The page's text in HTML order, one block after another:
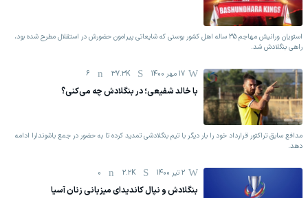
استویان ورانیش مهاجم 35 ساله اهل کشور بوسنی که شایعاتی پیرامون حضورش در استقلال مطرح شده بود،
راهی بنگلادش شد.
17 مهر 1400 37.3K
6
با خالد شفیعی؛ در بنگلادش چه می‌کنی؟
مدافع سابق تراکتور قرارداد خود را بار دیگر با تیم بنگلادشی تمدید کرده تا به حضور در جمع باشوندارا ادامه
دهد.
2 تیر 1400 2.2K
0
بنگلادش و نپال کاندیدای میزبانی زنان آسیا